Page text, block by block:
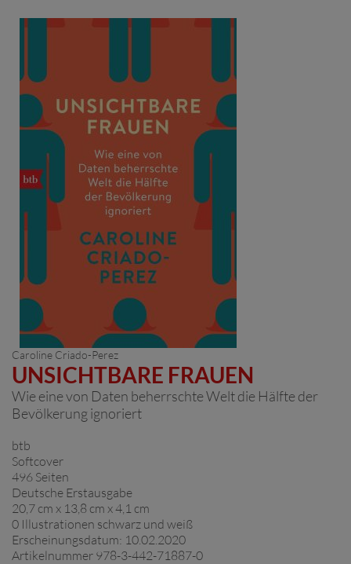
Caroline Criado-Perez
UNSICHTBARE FRAUEN
Wie eine von Daten beherrschte Welt die Hälfte der
Bevölkerung ignoriert
btb
Softcover
496 Seiten
Deutsche Erstausgabe
20,7 cm x 13,8 cm x 4,1 cm
0 Illustrationen schwarz und weiß
Erscheinungsdatum: 10.02.2020
Artikelnummer 978-3-442-71887-0